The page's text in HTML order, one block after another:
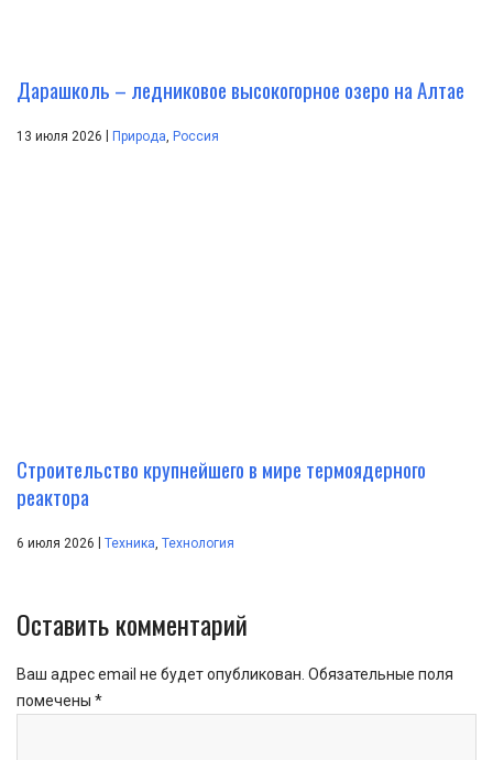
Дарашколь – ледниковое высокогорное озеро на Алтае
13 июля 2026 | Природа Россия
Строительство крупнейшего в мире термоядерного
реактора
6 июля 2026 Техника, Технология
Оставить комментарий
Ваш адрес email не будет опубликован. Обязательные поля
помечены *